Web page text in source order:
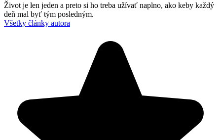
Život je len jeden a preto si ho treba užívať naplno, ako keby každý
deň mal byť tým posledným.
Všetky články autora